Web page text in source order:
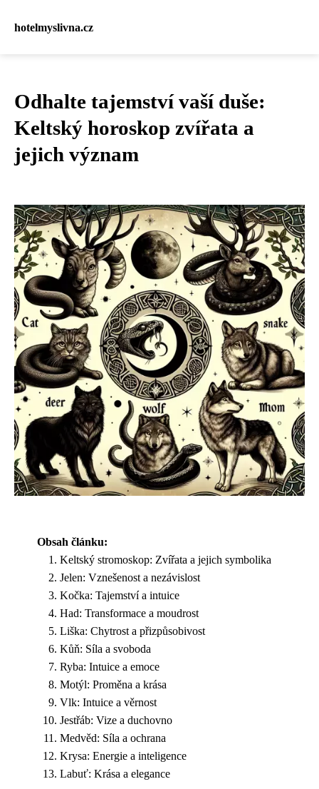
hotelmyslivna.cz
Odhalte tajemství vaší duše:
Keltský horoskop zvířata a
jejich význam
Obsah článku:
Keltský stromoskop: Zvířata a jejich symbolika
Jelen: Vznešenost a nezávislost
Kočka: Tajemství a intuice
Had: Transformace a moudrost
Liška: Chytrost a přizpůsobivost
Kůň: Síla a svoboda
Ryba: Intuice a emoce
Motýl: Proměna a krása
Vlk: Intuice a věrnost
Jestřáb: Vize a duchovno
Medvěd: Síla a ochrana
Krysa: Energie a inteligence
Labuť: Krása a elegance